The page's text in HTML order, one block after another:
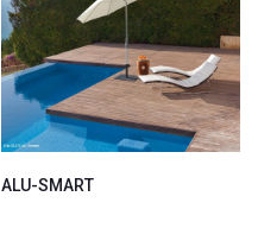
ALU-SMART